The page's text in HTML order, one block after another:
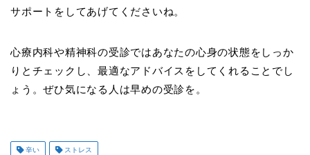
サポートをしてあげてくださいね。
心療内科や精神科の受診ではあなたの心身の状態をしっか
りとチェックし、最適なアドバイスをしてくれることでし
ょう。ぜひ気になる人は早めの受診を。
辛い ストレス